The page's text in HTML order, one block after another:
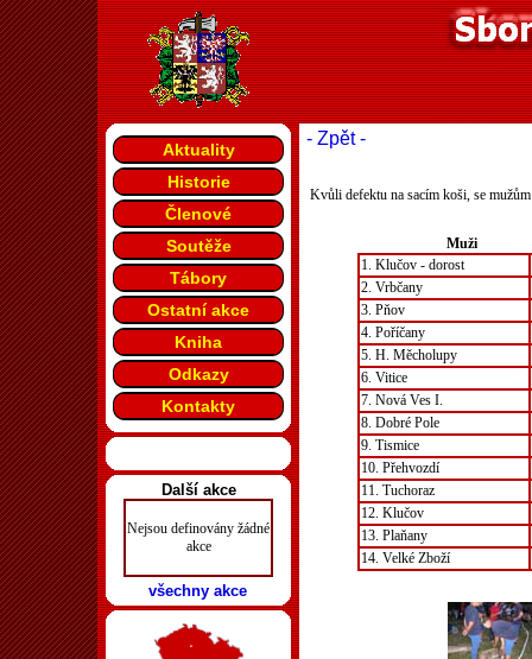
- Zpět -
Kvůli defektu na sacím koši, se
Muži
1. Klučov - dorost
2. Vrbčany
3. Pňov
4. Poříčany
5. H. Měcholupy
6. Vitice
7. Nová Ves I.
8. Dobré Pole
9. Tismice
10. Přehvozdí
11. Tuchoraz
12. Klučov
13. Plaňany
14. Velké Zboží
Aktuality
Historie
Členové
Soutěže
Tábory
Ostatní akce
Kniha
Odkazy
Kontakty
Další akce
Nejsou definovány žádné
akce
všechny akce